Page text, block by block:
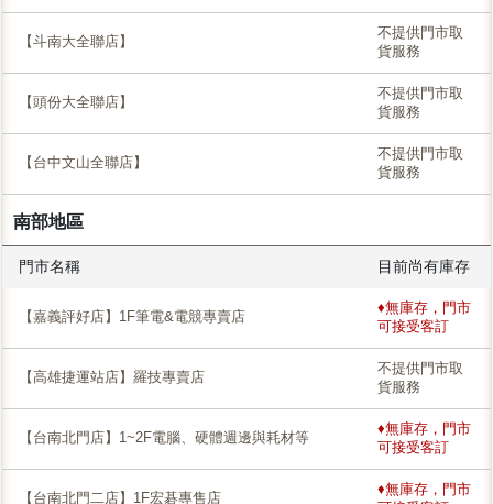
【斗南大全聯店】
不提供門市取
貨服務
【頭份大全聯店】
不提供門市取
貨服務
【台中文山全聯店】
不提供門市取
貨服務
南部地區
門市名稱 目前尚有庫存
【嘉義評好店】1F筆電&電競專賣店
♦無庫存，門市
可接受客訂
【高雄捷運站店】羅技專賣店
不提供門市取
貨服務
【台南北門店】1~2F電腦、硬體週邊與耗材等
♦無庫存，門市
可接受客訂
【台南北門二店】1F宏碁專售店
♦無庫存，門市